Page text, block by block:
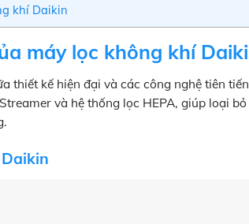
khí Daikin
máy lọc không khí
thiết kế hiện đại và các công nghệ tiên
và hệ thống lọc HEPA, giúp loại